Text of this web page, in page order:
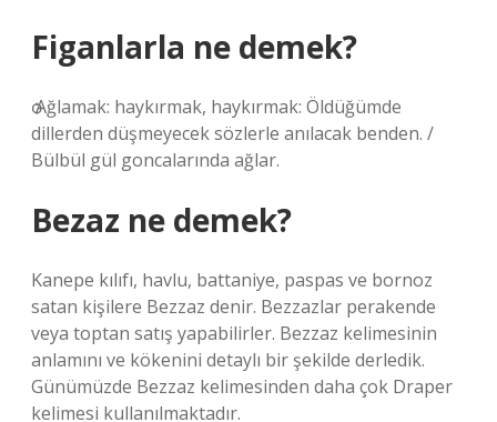
Figanlarla ne demek?
ѻ Ağlamak: haykırmak, haykırmak: Öldüğümde
dillerden düşmeyecek sözlerle anılacak benden. /
Bülbül gül goncalarında ağlar.
Bezaz ne demek?
Kanepe kılıfı, havlu, battaniye, paspas ve bornoz
satan kişilere Bezzaz denir. Bezzazlar perakende
veya toptan satış yapabilirler. Bezzaz kelimesinin
anlamını ve kökenini detaylı bir şekilde derledik.
Günümüzde Bezzaz kelimesinden daha çok Draper
kelimesi kullanılmaktadır.